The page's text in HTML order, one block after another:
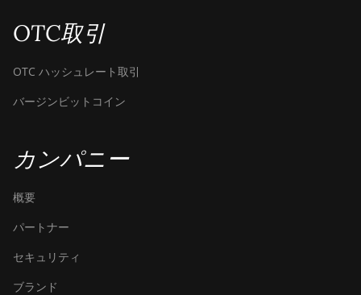
OTC取引
OTC ハッシュレート取引
バージンビットコイン
カンパニー
概要
パートナー
セキュリティ
ブランド